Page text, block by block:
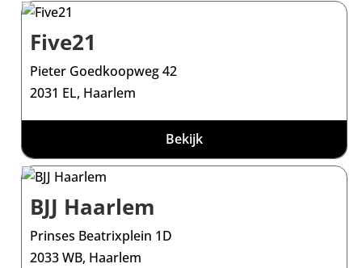
Five21
Pieter Goedkoopweg 42
2031 EL, Haarlem
Bekijk
BJJ Haarlem
Prinses Beatrixplein 1D
2033 WB, Haarlem